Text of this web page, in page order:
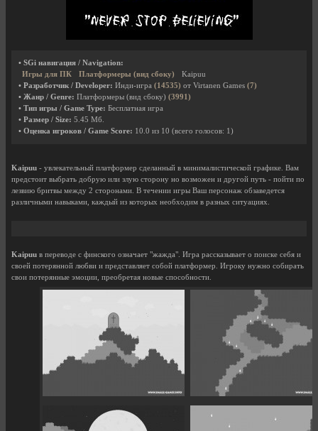
• SGi навигация / Navigation:
Игры для ПК
Платформеры (вид сбоку)
Kaipuu
• Разработчик / Developer: Инди-игра (14535) от Virtanen Games (7)
• Жанр / Genre: Платформеры (вид сбоку) (3991)
• Тип игры / Game Type: Бесплатная игра
• Размер / Size: 5.45 Мб.
• Оценка игроков / Game Score: 10.0 из 10 (всего голосов: 1 )
Kaipuu - увлекательный платформер сделанный в минималистической графике. Вам
предстоит выбрать добрую или злую сторону но возможен и другой путь - пойти по
лезвию бритвы между 2 сторонами. В течении игры Ваш персонаж обзаведется
различными навыками, каждый из которых необходим в разных ситуациях.
Kaipuu в переводе с финского означает "жажда". Игра рассказывает о поиске себя и
своей потерянной любви и представляет собой платформер. Игроку нужно собирать
свои потерянные эмоции, преобретая новые способности.